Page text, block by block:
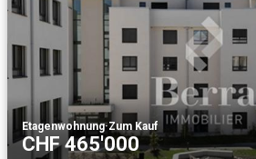
Etagenwohnung·Zum Kauf
CHF 465'000